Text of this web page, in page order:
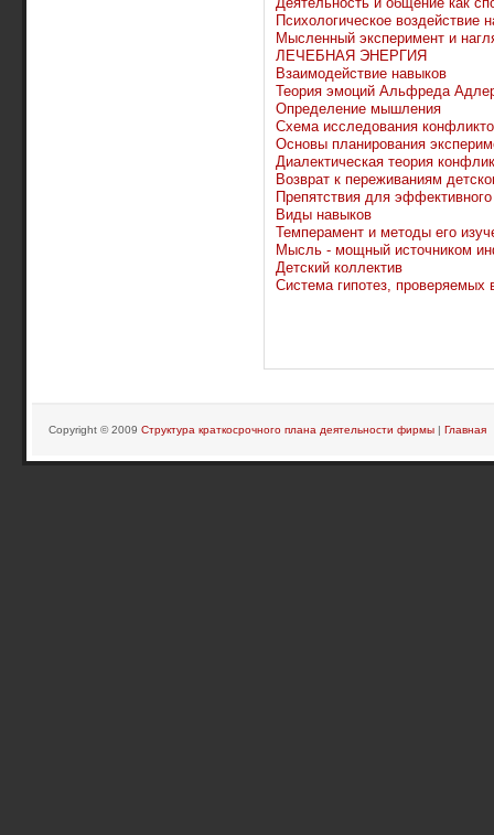
Психологическое воздействие
Мысленный эксперимент и
ЛЕЧЕБНАЯ ЭНЕРГИЯ
Взаимодействие навыков
Теория эмоций Альфреда
Определение мышления
Схема исследования
Основы планирования
Диалектическая теория
Возврат к переживаниям
Препятствия для
Виды навыков
Темперамент и методы его
Мысль - мощный источником
Детский коллектив
Система гипотез, проверяемых
Copyright © 2009 Структура краткосрочного плана деятельности фирмы | Главная